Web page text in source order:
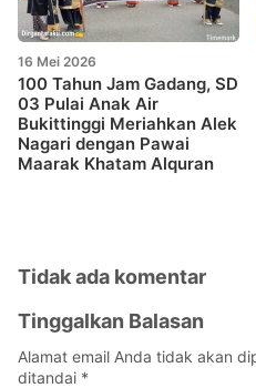
16 Mei 2026
100 Tahun Jam Gadang, SD
03 Pulai Anak Air
Bukittinggi Meriahkan Alek
Nagari dengan Pawai
Maarak Khatam Alquran
Tidak ada komentar
Tinggalkan Balasan
Alamat email Anda tidak akan
ditandai *